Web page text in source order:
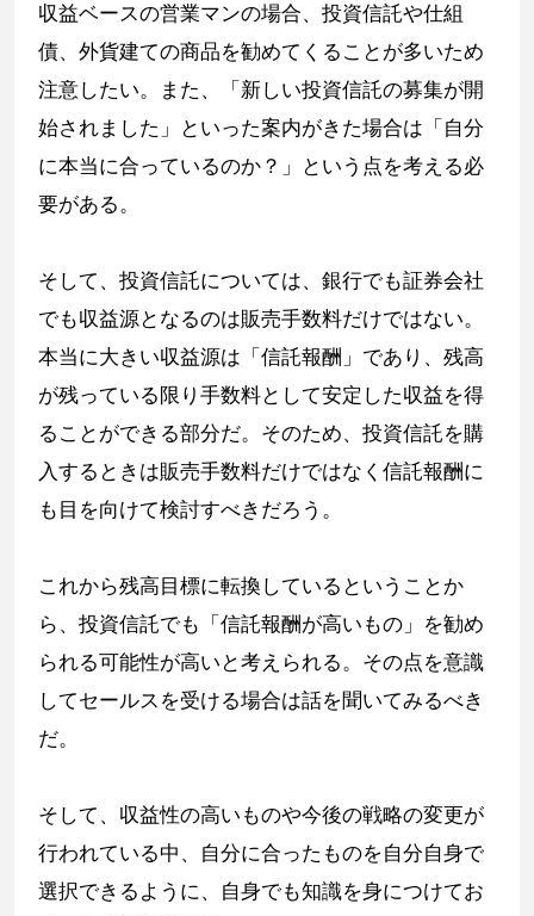
収益ベースの営業マンの場合、投資信託や仕組
債、外貨建ての商品を勧めてくることが多いため
注意したい。また、「新しい投資信託の募集が開
始されました」といった案内がきた場合は「自分
に本当に合っているのか？」という点を考える必
要がある。
そして、投資信託については、銀行でも証券会社
でも収益源となるのは販売手数料だけではない。
本当に大きい収益源は「信託報酬」であり、残高
が残っている限り手数料として安定した収益を得
ることができる部分だ。そのため、投資信託を購
入するときは販売手数料だけではなく信託報酬に
も目を向けて検討すべきだろう。
これから残高目標に転換しているということか
ら、投資信託でも「信託報酬が高いもの」を勧め
られる可能性が高いと考えられる。その点を意識
してセールスを受ける場合は話を聞いてみるべき
だ。
そして、収益性の高いものや今後の戦略の変更が
行われている中、自分に合ったものを自分自身で
選択できるように、自身でも知識を身につけてお